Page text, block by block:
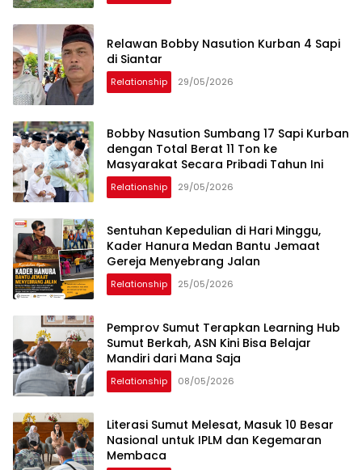
Relawan Bobby Nasution Kurban 4 Sapi
di Siantar
Relationship 29/05/2026
Bobby Nasution Sumbang 17 Sapi Kurban
dengan Total Berat 11 Ton ke
Masyarakat Secara Pribadi Tahun Ini
Relationship 29/05/2026
Sentuhan Kepedulian di Hari Minggu,
Kader Hanura Medan Bantu Jemaat
Gereja Menyebrang Jalan
Relationship 25/05/2026
Pemprov Sumut Terapkan Learning Hub
Sumut Berkah, ASN Kini Bisa Belajar
Mandiri dari Mana Saja
Relationship 08/05/2026
Literasi Sumut Melesat, Masuk 10 Besar
Nasional untuk IPLM dan Kegemaran
Membaca